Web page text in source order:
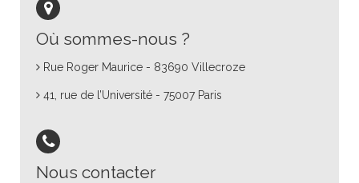
Où sommes-nous ?
Rue Roger Maurice - 83690 Villecroze
41, rue de l’Université - 75007 Paris
Nous contacter